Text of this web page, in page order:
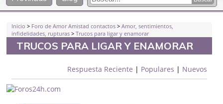
Inicio > Foro de Amor Amistad contactos >Amor, sentimientos,
infidelidades, rupturas >Trucos para ligar y enamorar
TRUCOS PARA LIGAR Y ENAMORAR
Respuesta Reciente | Populares | Nuevos